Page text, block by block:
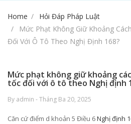
Home
Hỏi Đáp Pháp Luật
Mức Phạt Không Giữ Khoảng
Đối Với Ô Tô Theo Nghị Định 168?
Mức phạt không giữ khoảng
tốc đối với ô tô theo Nghị định
By admin - Tháng Ba 20, 2025
Căn cứ điểm d khoản 5 Điều 6Nghị định